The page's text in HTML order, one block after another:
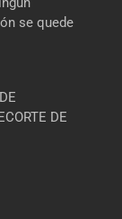
se quede
DE